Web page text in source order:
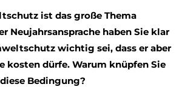
ist das große Thema
Neujahrsansprache haben Sie klar
wichtig sei, dass er aber
kosten dürfe. Warum knüpfen Sie
Bedingung?